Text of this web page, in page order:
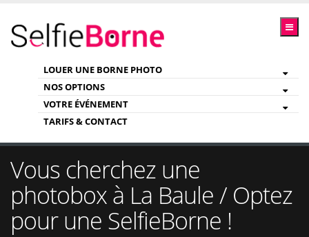
LOUER UNE BORNE PHOTO
NOS OPTIONS
VOTRE ÉVÉNEMENT
TARIFS & CONTACT
Vous cherchez une
photobox à La Baule / Optez
pour une SelfieBorne !